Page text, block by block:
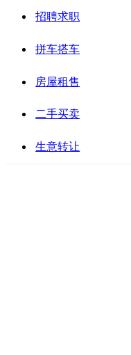
招聘求职
拼车搭车
房屋租售
二手买卖
生意转让